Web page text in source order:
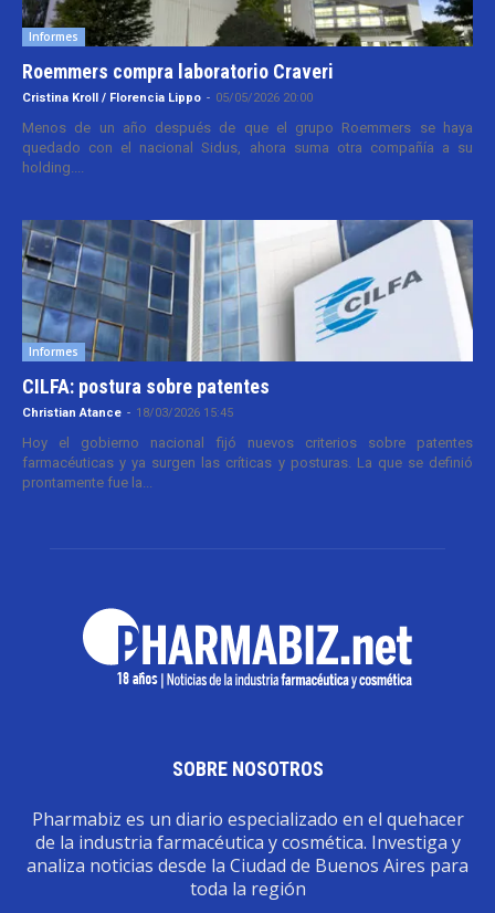
Informes
Roemmers compra laboratorio Craveri
Cristina Kroll / Florencia Lippo - 05/05/2026 20:00
Menos de un año después de que el grupo Roemmers se haya
quedado con el nacional Sidus, ahora suma otra compañía a su
holding....
Informes
CILFA: postura sobre patentes
Christian Atance - 18/03/2026 15:45
Hoy el gobierno nacional fijó nuevos criterios sobre patentes
farmacéuticas y ya surgen las críticas y posturas. La que se definió
prontamente fue la...
SOBRE NOSOTROS
Pharmabiz es un diario especializado en el quehacer
de la industria farmacéutica y cosmética. Investiga y
analiza noticias desde la Ciudad de Buenos Aires para
toda la región